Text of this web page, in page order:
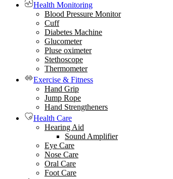
Health Monitoring
Blood Pressure Monitor
Cuff
Diabetes Machine
Glucometer
Pluse oximeter
Stethoscope
Thermometer
Exercise & Fitness
Hand Grip
Jump Rope
Hand Strengtheners
Health Care
Hearing Aid
Sound Amplifier
Eye Care
Nose Care
Oral Care
Foot Care